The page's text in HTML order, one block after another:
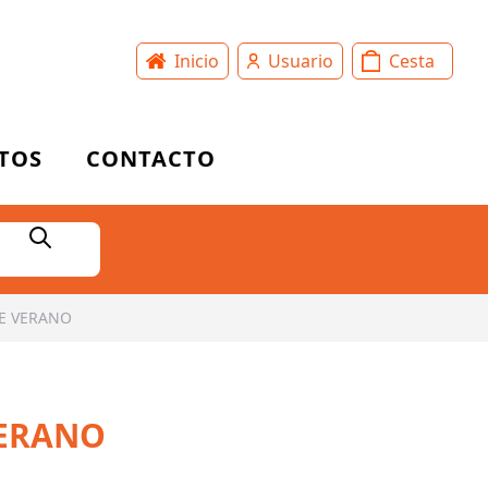
Inicio Usuario Cesta
CONTACTO
VERANO